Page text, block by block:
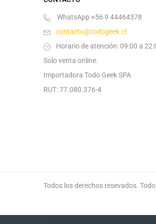
WhatsApp +56 9 44464378
contacto@todogeek.cl
Horario de atención: 09:00 a
Solo venta online.
Importadora Todo Geek SPA
RUT: 77.080.376-4
Todos los derechos resevados.